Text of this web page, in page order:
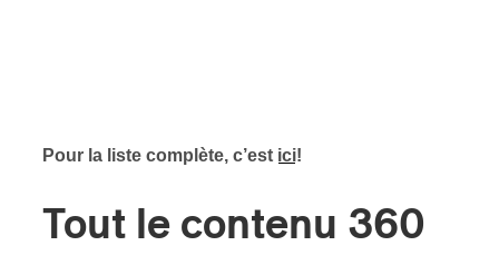
Pour la liste complète, c’est ici!
Tout le contenu 360